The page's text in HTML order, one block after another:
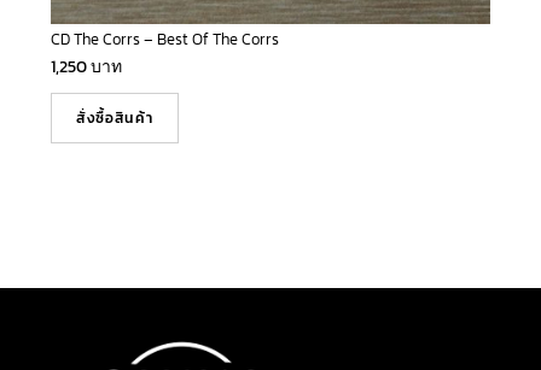
CD The Corrs – Best Of The Corrs
1,250บาท
สั่งซื้อสินค้า